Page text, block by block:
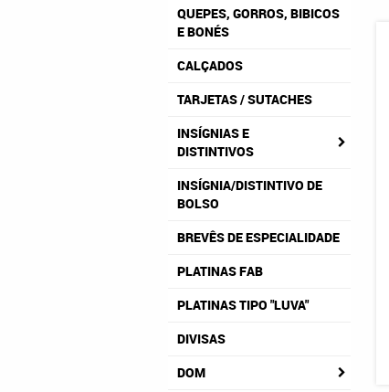
QUEPES, GORROS, BIBICOS
E BONÉS
CALÇADOS
TARJETAS / SUTACHES
INSÍGNIAS E
DISTINTIVOS
INSÍGNIA/DISTINTIVO DE
BOLSO
BREVÊS DE ESPECIALIDADE
PLATINAS FAB
PLATINAS TIPO "LUVA"
DIVISAS
DOM